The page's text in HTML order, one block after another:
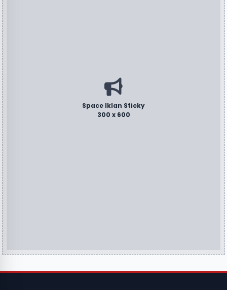
Space Iklan Sticky
300 x 600